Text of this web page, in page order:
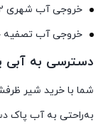
خروجی آب شهری ۲ حالته و شاوری
خروجی آب تصفیه
دسترسی به آبی
به‌راحتی به آب پاک